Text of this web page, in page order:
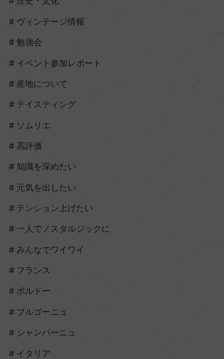
ヴィンテージ情報
勉強会
イベント参加レポート
産地について
テイスティング
ソムリエ
高評価
知識を深めたい
元気を出したい
テンション上げたい
一人でノスタルジックに
みんなでワイワイ
フランス
ボルドー
ブルゴーニュ
シャンパーニュ
イタリア